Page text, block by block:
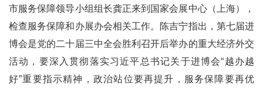
市服务保障领导小组组长龚正来到国家会展中心（上海），
检查服务保障和办展办会相关工作。陈吉宁指出，第七届进
博会是党的二十届三中全会胜利召开后举办的重大经济外交
活动，要深入贯彻落实习近平总书记关于进博会“越办越
好”重要指示精神，政治站位要再提升，服务保障要再优